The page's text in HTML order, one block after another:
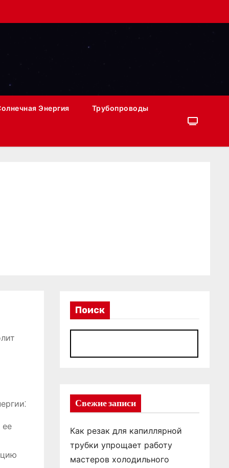
Энергия Трубопроводы
ее
Поиск
Свежие записи
Как резак для капиллярной
трубки упрощает работу
мастеров холодильного